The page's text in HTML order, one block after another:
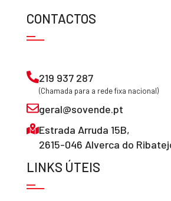
CONTACTOS
219 937 287
(Chamada para a rede fixa nacional)
geral@sovende.pt
Estrada Arruda 15B,
2615-046 Alverca do
LINKS ÚTEIS